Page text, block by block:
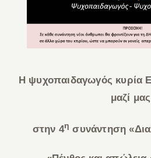
Η ψυχοπαιδαγωγός κυρία
μαζί μας
στην 4η συνάντηση